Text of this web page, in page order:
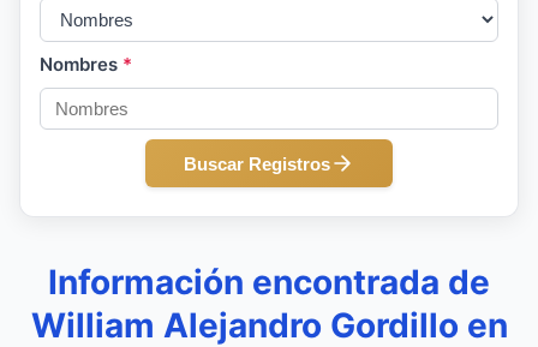
Nombres *
Buscar Registros
Información encontrada de
William Alejandro Gordillo en